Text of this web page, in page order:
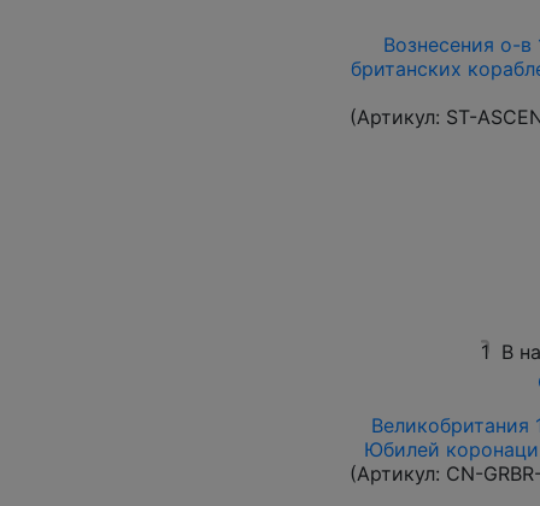
Вознесения о-в
британских
(Артикул: ST-
1 В
Великобритания
Юбилей
(Артикул: CN-